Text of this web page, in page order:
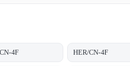
4F HER/CN-4F